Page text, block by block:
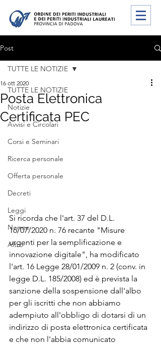
Post
TUTTE LE NOTIZIE
Notizie
Avvisi e Circolari
Corsi e Seminari
Ricerca personale
Offerta personale
Decreti
Leggi
Norme
Altro
TUTTE LE NOTIZIE
Posta Elettronica
Certificata PEC
16 ott 2020
Si ricorda che l'art. 37 del D.L.
16/07/2020 n. 76 recante "Misure
urgenti per la semplificazione e
innovazione digitale", ha modificato
l'art. 16 Legge 28/01/2009 n. 2 (conv. in
legge D.L. 185/2008) ed è prevista la
sanzione della sospensione dall'albo
per gli iscritti che non abbiamo
adempiuto all'obbligo di dotarsi di un
indirizzo di posta elettronica certificata
e che non l'abbia comunicato